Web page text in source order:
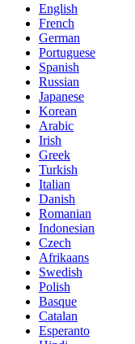
English
French
German
Portuguese
Spanish
Russian
Japanese
Korean
Arabic
Irish
Greek
Turkish
Italian
Danish
Romanian
Indonesian
Czech
Afrikaans
Swedish
Polish
Basque
Catalan
Esperanto